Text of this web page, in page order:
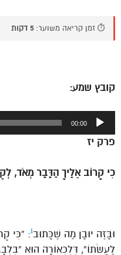
⏱️ זמן קריאה משוער: 5 דקות
קובץ שמע:
אודיו
00:00
פרק יז
כִּי קָרוֹב אֵלֶיךָ הַדָּבָר מְאֹד,
וּבָזֶה יוּבָן מַה שֶּׁכָּתוּב1: “כִּי
לַעֲשֹׂתוֹ”, דְּלִכְאוֹרָה הוּא